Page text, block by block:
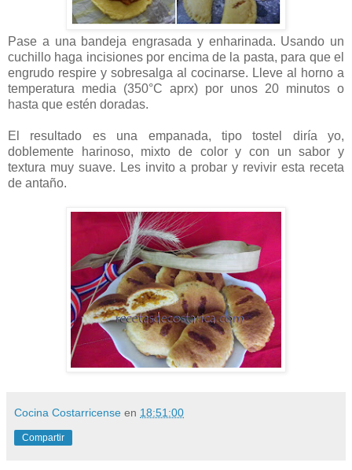
Pase a una bandeja engrasada y enharinada. Usando un
cuchillo haga incisiones por encima de la pasta, para que el
engrudo respire y sobresalga al cocinarse. Lleve al horno a
temperatura media (350°C aprx) por unos 20 minutos o
hasta que estén doradas.
El resultado es una empanada, tipo tostel diría yo,
doblemente harinoso, mixto de color y con un sabor y
textura muy suave. Les invito a probar y revivir esta receta
de antaño.
Cocina Costarricense en 18:51:00
Compartir